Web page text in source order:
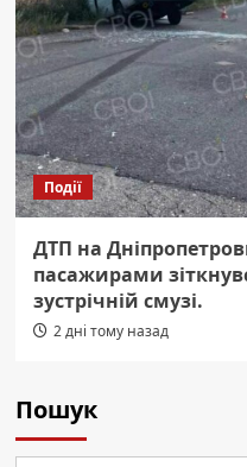
Події
ДТП на
пасажирами
зустрічній смузі.
2 дні тому назад
Пошук